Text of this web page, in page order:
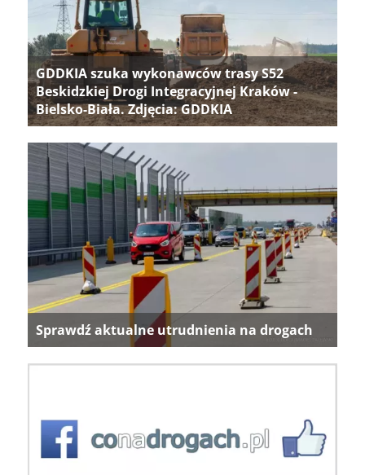
GDDKIA szuka wykonawców trasy S52
Beskidzkiej Drogi Integracyjnej Kraków -
Bielsko-Biała. Zdjęcia: GDDKIA
Sprawdź aktualne utrudnienia na drogach